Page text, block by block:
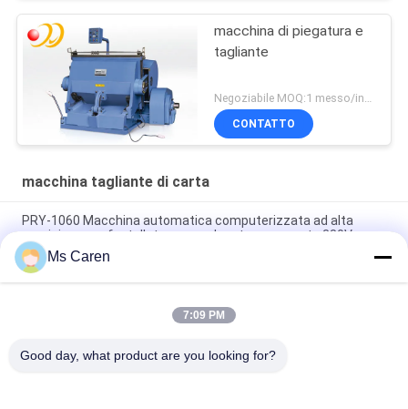
macchina di piegatura e
tagliante
CONTATTO
macchina tagliante di carta
PRY-1060 Macchina automatica computerizzata ad alta
precisione per fustellatura e cordonatura per carta 380V
TYMK macchina di stampaggio a caldo e di taglio a stampo
con alimentatore automatico serie ZS
PRY-2000 Macchina di taglio a stampo rotativo di cartone a
Ms Caren
7:09 PM
Good day, what product are you looking for?